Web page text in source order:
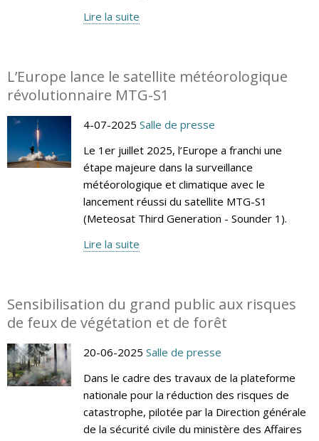
Lire la suite
L’Europe lance le satellite météorologique
révolutionnaire MTG-S1
4-07-2025 Salle de presse
Le 1er juillet 2025, l’Europe a franchi une
étape majeure dans la surveillance
météorologique et climatique avec le
lancement réussi du satellite MTG-S1
(Meteosat Third Generation - Sounder 1).
Lire la suite
Sensibilisation du grand public aux risques
de feux de végétation et de forêt
20-06-2025 Salle de presse
Dans le cadre des travaux de la plateforme
nationale pour la réduction des risques de
catastrophe, pilotée par la Direction générale
de la sécurité civile du ministère des Affaires